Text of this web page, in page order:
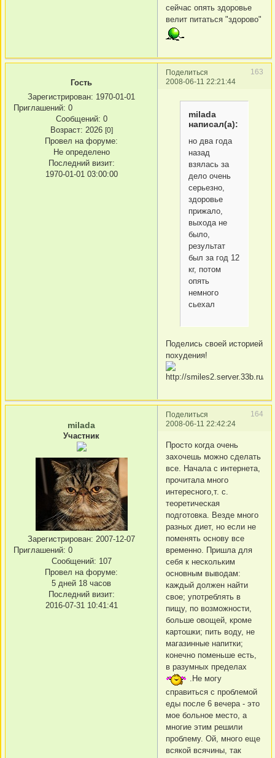
сейчас опять здоровье
велит питаться "здорово"
Поделиться
163
2008-06-11 22:21:44
Гость
Зарегистрирован: 1970-01-01
Приглашений: 0
Сообщений: 0
Возраст: 2026 [0]
Провел на форуме:
Не определено
Последний визит:
1970-01-01 03:00:00
milada
написал(а):
но два года
назад
взялась за
дело очень
серьезно,
здоровье
прижало,
выхода не
было,
результат
был за год 12
кг, потом
опять
немного
сьехал
Поделись своей историей
похудения!
Поделиться
164
2008-06-11 22:42:24
milada
Участник
Зарегистрирован: 2007-12-07
Приглашений: 0
Сообщений: 107
Провел на форуме:
5 дней 18 часов
Последний визит:
2016-07-31 10:41:41
Просто когда очень
захочешь можно сделать
все. Начала с интернета,
прочитала много
интересного,т. с.
теоретическая
подготовка. Везде много
разных диет, но если не
поменять основу все
временно. Пришла для
себя к нескольким
основным выводам:
каждый должен найти
свое; употреблять в
пищу, по возможности,
больше овощей, кроме
картошки; пить воду, не
магазинные напитки;
конечно поменьше есть,
в разумных пределах
.Не могу
справиться с проблемой
еды после 6 вечера - это
мое больное место, а
многие этим решили
проблему. Ой, много еще
всякой всячины, так